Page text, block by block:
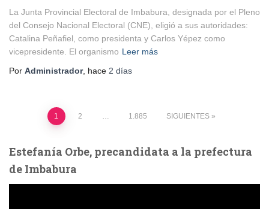
La Junta Provincial Electoral de Imbabura, designada por el Pleno
del Consejo Nacional Electoral (CNE), eligió a sus autoridades:
Catalina Peñafiel, como presidenta y Carlos Yépez como
vicepresidente. El organismo Leer más
Por Administrador, hace 2 días
Paginación
de
entradas
1 2 … 1.885 SIGUIENTES
Estefanía Orbe, precandidata a la prefectura
de Imbabura